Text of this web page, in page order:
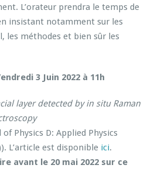
L’orateur prendra le temps de
insistant notamment sur les
les méthodes et bien sûr les
3 Juin 2022 à 11h
layer detected by in situ Raman
of Physics D: Applied Physics
L’article est disponible ici.
avant le 20 mai 2022 sur ce